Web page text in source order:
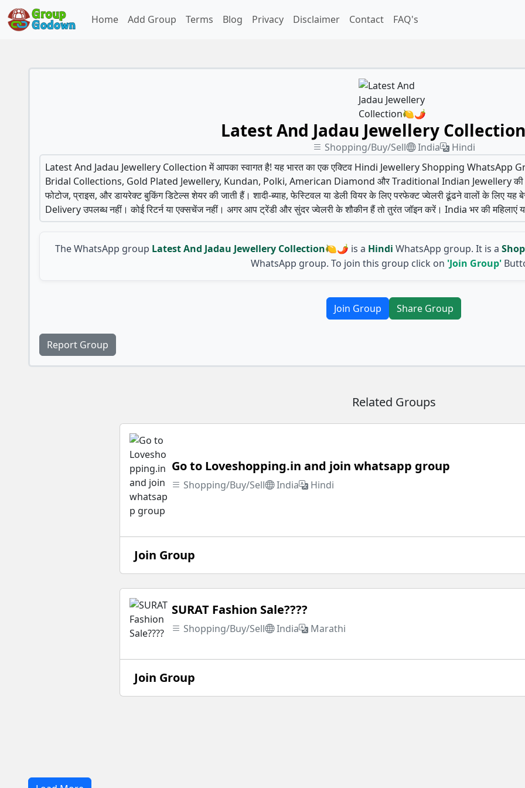
Home Add Group Terms Blog Privacy Disclaimer Contact FAQ's
Latest And Jadau Jewellery
Shopping/Buy/Sell India
Hindi
Latest And Jadau Jewellery Collection में आपका स्वागत है! यह भारत का एक एक्टिव Hindi Jewellery Shopping WhatsApp
Bridal Collections, Gold Plated Jewellery, Kundan, Polki, American Diamond और Traditional Indian Jewellery की
फोटोज, प्राइस, और डायरेक्ट बुकिंग डिटेल्स शेयर की जाती हैं। शादी-ब्याह, फेस्टिवल या डेली वियर के लिए परफेक्ट ज्वेलरी ढूंढने वालों के लिए
Delivery उपलब्ध नहीं। कोई रिटर्न या एक्सचेंज नहीं। अगर आप ट्रेंडी और सुंदर ज्वेलरी के शौकीन हैं तो तुरंत जॉइन करें। India भर की महिलाएं
The WhatsApp group Latest And Jadau Jewellery Collection🍋🌶 is a Hindi WhatsApp group. It is a
WhatsApp group. To join this group click on 'Join Group'
Join Group Share Group
Report Group
Related Groups
Go to Loveshopping.in and join whatsapp group
Shopping/Buy/Sell India Hindi
Join Group
SURAT Fashion Sale????
Shopping/Buy/Sell India Marathi
Join Group